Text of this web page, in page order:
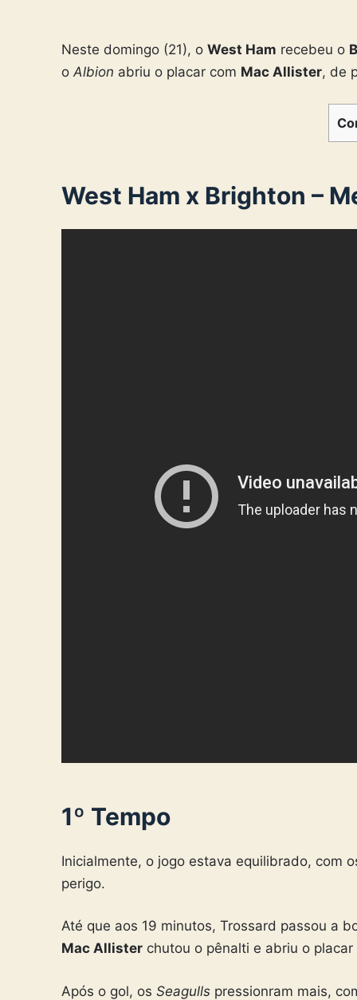
Neste domingo (21), o West Ham recebeu o
o Albion abriu o placar com Mac Allister, de
West Ham x Brighton –
1º Tempo
Inicialmente, o jogo estava equilibrado, com
perigo.
Até que aos 19 minutos, Trossard passou a
Mac Allister chutou o pênalti e abriu o
Após o gol, os Seagulls pressionram mais,